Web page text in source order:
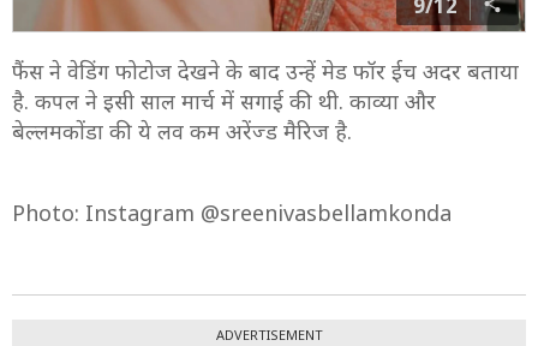
9/12
फैंस ने वेडिंग फोटोज देखने के बाद उन्हें मेड फॉर ईच अदर बताया
है. कपल ने इसी साल मार्च में सगाई की थी. काव्या और
बेल्लमकोंडा की ये लव कम अरेंज्ड मैरिज है.
Photo: Instagram @sreenivasbellamkonda
ADVERTISEMENT